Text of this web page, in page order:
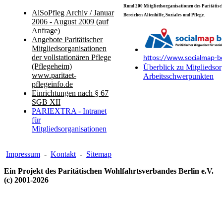
AlSoPfleg Archiv / Januar
2006 - August 2009 (auf
Anfrage)
Angebote Paritätischer
Mitgliedsorganisationen
der vollstationären Pflege
(Pflegeheim)
www.paritaet-
pflegeinfo.de
Einrichtungen nach § 67
SGB XII
PARIEXTRA - Intranet
für
Mitgliedsorganisationen
Rund 200 Mitgliedsorganisationen des
Bereichen Altenhilfe, Soziales und Pflege.
https://www.socialmap-
Überblick zu
Arbeitsschwerpunkten
Impressum - Kontakt - Sitemap
Ein Projekt des Paritätischen Wohlfahrtsverbandes Berlin e.V.
(c) 2001-2026